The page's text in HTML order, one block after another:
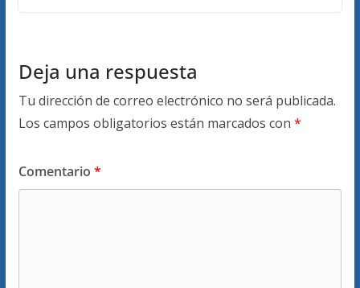
Deja una respuesta
Tu dirección de correo electrónico no será publicada.
Los campos obligatorios están marcados con *
Comentario *